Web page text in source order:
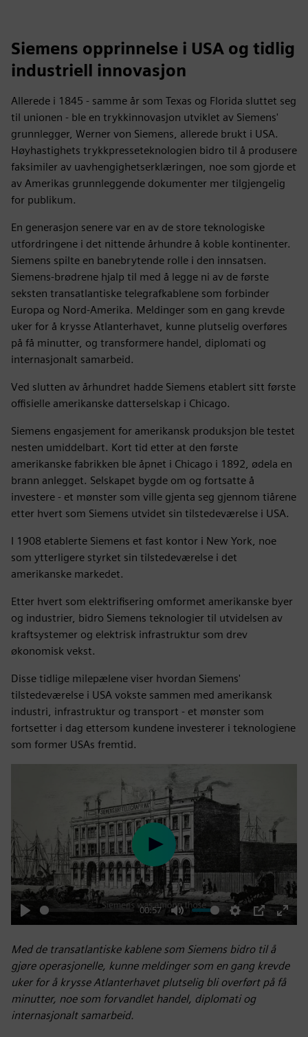
Siemens opprinnelse i USA og tidlig
industriell innovasjon
Allerede i 1845 - samme år som Texas og Florida sluttet seg
til unionen - ble en trykkinnovasjon utviklet av Siemens'
grunnlegger, Werner von Siemens, allerede brukt i USA.
Høyhastighets trykkpresseteknologien bidro til å produsere
faksimiler av uavhengighetserklæringen, noe som gjorde et
av Amerikas grunnleggende dokumenter mer tilgjengelig
for publikum.
En generasjon senere var en av de store teknologiske
utfordringene i det nittende århundre å koble kontinenter.
Siemens spilte en banebrytende rolle i den innsatsen.
Siemens-brødrene hjalp til med å legge ni av de første
seksten transatlantiske telegrafkablene som forbinder
Europa og Nord-Amerika. Meldinger som en gang krevde
uker for å krysse Atlanterhavet, kunne plutselig overføres
på få minutter, og transformere handel, diplomati og
internasjonalt samarbeid.
Ved slutten av århundret hadde Siemens etablert sitt første
offisielle amerikanske datterselskap i Chicago.
Siemens engasjement for amerikansk produksjon ble testet
nesten umiddelbart. Kort tid etter at den første
amerikanske fabrikken ble åpnet i Chicago i 1892, ødela en
brann anlegget. Selskapet bygde om og fortsatte å
investere - et mønster som ville gjenta seg gjennom tiårene
etter hvert som Siemens utvidet sin tilstedeværelse i USA.
I 1908 etablerte Siemens et fast kontor i New York, noe
som ytterligere styrket sin tilstedeværelse i det
amerikanske markedet.
Etter hvert som elektrifisering omformet amerikanske byer
og industrier, bidro Siemens teknologier til utvidelsen av
kraftsystemer og elektrisk infrastruktur som drev
økonomisk vekst.
Disse tidlige milepælene viser hvordan Siemens'
tilstedeværelse i USA vokste sammen med amerikansk
industri, infrastruktur og transport - et mønster som
fortsetter i dag ettersom kundene investerer i teknologiene
som former USAs fremtid.
Play
00:57
Mute Settings
PIP
Enter
Play
Med de transatlantiske kablene som Siemens bidro til å
gjøre operasjonelle, kunne meldinger som en gang krevde
uker for å krysse Atlanterhavet plutselig bli overført på få
minutter, noe som forvandlet handel, diplomati og
internasjonalt samarbeid.